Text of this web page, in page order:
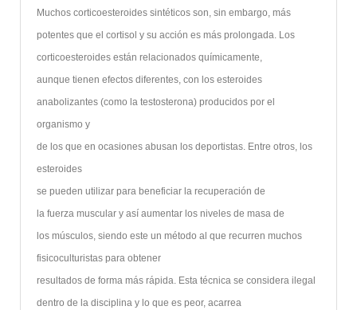
Muchos corticoesteroides sintéticos son, sin embargo, más
potentes que el cortisol y su acción es más prolongada. Los
corticoesteroides están relacionados químicamente,
aunque tienen efectos diferentes, con los esteroides
anabolizantes (como la testosterona) producidos por el
organismo y
de los que en ocasiones abusan los deportistas. Entre otros, los
esteroides
se pueden utilizar para beneficiar la recuperación de
la fuerza muscular y así aumentar los niveles de masa de
los músculos, siendo este un método al que recurren muchos
fisicoculturistas para obtener
resultados de forma más rápida. Esta técnica se considera ilegal
dentro de la disciplina y lo que es peor, acarrea